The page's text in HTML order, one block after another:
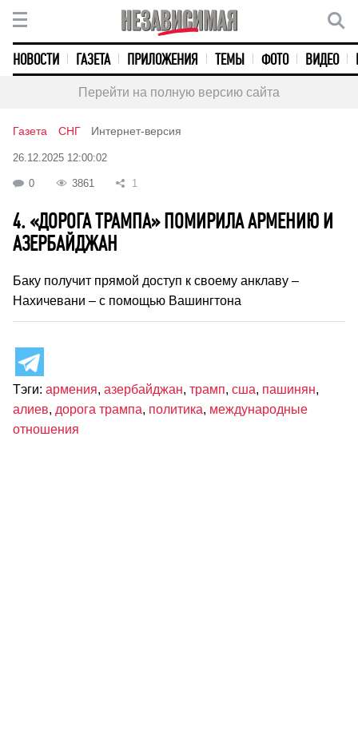
НОВОСТИ ГАЗЕТА ПРИЛОЖЕНИЯ ТЕМЫ ФОТО ВИДЕО
Перейти на полную версию сайта
Газета СНГ Интернет-версия
26.12.2025 12:00:02
0 3861 1
4. «ДОРОГА ТРАМПА» ПОМИРИЛА АРМЕНИЮ И
АЗЕРБАЙДЖАН
Баку получит прямой доступ к своему анклаву –
Нахичевани – с помощью Вашингтона
Тэги: армения, азербайджан, трамп, сша, пашинян,
алиев, дорога трампа, политика, международные
отношения